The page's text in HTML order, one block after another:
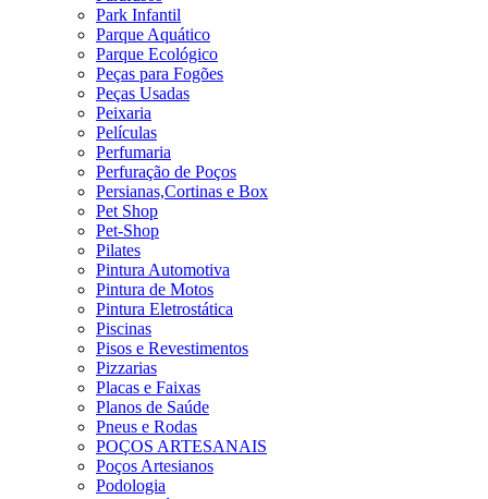
Park Infantil
Parque Aquático
Parque Ecológico
Peças para Fogões
Peças Usadas
Peixaria
Películas
Perfumaria
Perfuração de Poços
Persianas,Cortinas e Box
Pet Shop
Pet-Shop
Pilates
Pintura Automotiva
Pintura de Motos
Pintura Eletrostática
Piscinas
Pisos e Revestimentos
Pizzarias
Placas e Faixas
Planos de Saúde
Pneus e Rodas
POÇOS ARTESANAIS
Poços Artesianos
Podologia